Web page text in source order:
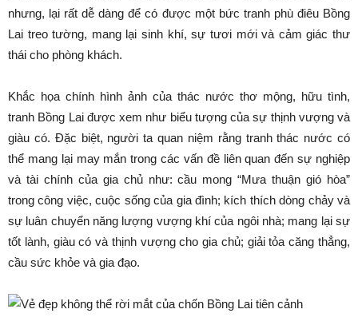
nhưng, lại rất dễ dàng để có được một bức tranh phù điêu Bồng
Lai treo tường, mang lại sinh khí, sự tươi mới và cảm giác thư
thái cho phòng khách.
Khắc họa chính hình ảnh của thác nước thơ mộng, hữu tình,
tranh Bồng Lai được xem như biểu tượng của sự thịnh vượng và
giàu có. Đặc biệt, người ta quan niệm rằng tranh thác nước có
thể mang lại may mắn trong các vấn đề liên quan đến sự nghiệp
và tài chính của gia chủ như: cầu mong “Mưa thuận gió hòa”
trong công việc, cuộc sống của gia đình; kích thích dòng chảy và
sự luân chuyển năng lượng vượng khí của ngôi nhà; mang lại sự
tốt lành, giàu có và thịnh vượng cho gia chủ; giải tỏa căng thẳng,
cầu sức khỏe và gia đạo.